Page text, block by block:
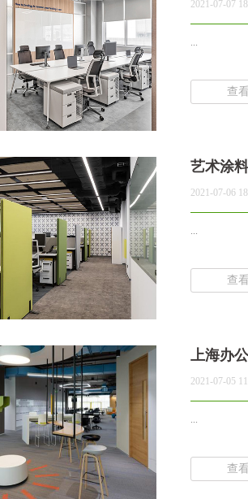
2021-07-07
...
查
艺术涂
2021-07-06
...
查
上海办
2021-07-05
...
查